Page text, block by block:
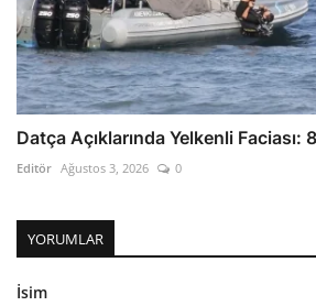
Datça Açıklarında Yelkenli Faciası:
Editör Ağustos 3, 2026 0
YORUMLAR
İsim